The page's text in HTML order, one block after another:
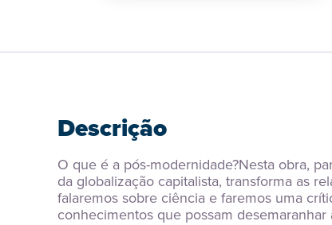
Descrição
O que é a pós-modernidade?Nesta obra,
da globalização capitalista, transforma as
falaremos sobre ciência e faremos uma
conhecimentos que possam